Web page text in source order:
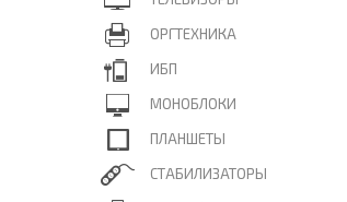
ОРГТЕХНИКА
ИБП
МОНОБЛОКИ
ПЛАНШЕТЫ
СТАБИЛИЗАТОРЫ